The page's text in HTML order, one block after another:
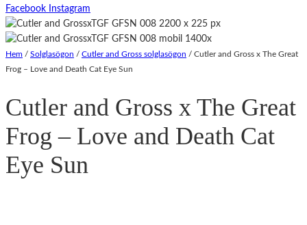
Facebook Instagram
Hem / Solglasögon / Cutler and Gross solglasögon / Cutler and Gross x The Great
Frog – Love and Death Cat Eye Sun
Cutler and Gross x The Great
Frog – Love and Death Cat
Eye Sun